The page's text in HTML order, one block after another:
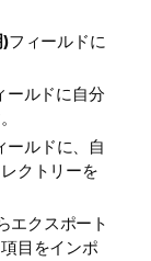
フィールドに
ールドに自分
ールドに、自
クトリーを
エクスポート
目をインポ